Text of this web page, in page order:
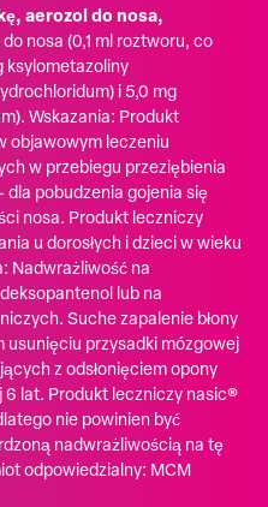
aerozol do nosa,
nosa (0,1 ml roztworu, co
ksylometazoliny
i 5,0 mg
Wskazania: Produkt
objawowym leczeniu
w przebiegu przeziębienia
pobudzenia gojenia się
nosa. Produkt leczniczy
u dorosłych i dzieci w wieku
Nadwrażliwość na
lub na
Suche zapalenie błony
usunięciu przysadki mózgowej
z odsłonięciem opony
lat. Produkt leczniczy nasic®
nie powinien być
nadwrażliwością na tę
odpowiedzialny: MCM